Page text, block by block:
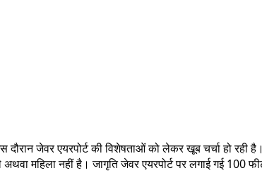
जेवर एयरपोर्ट की विशेषताओं को लेकर खूब चर्चा हो रही
महिला नहीं है। जागृति जेवर एयरपोर्ट पर लगाई गई